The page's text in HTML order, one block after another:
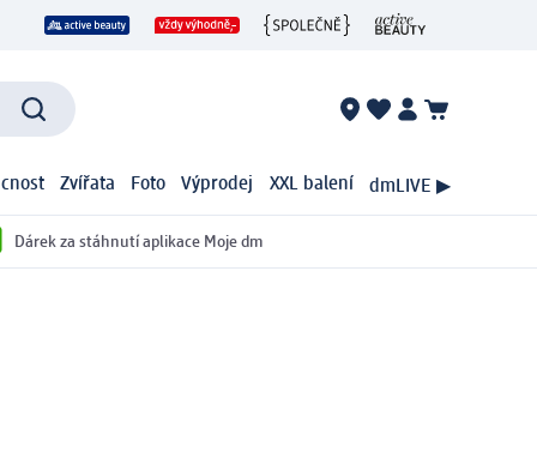
Zvířata Foto Výprodej XXL balení dmLIVE ▶
Dárek za stáhnutí aplikace Moje dm